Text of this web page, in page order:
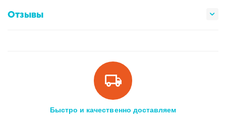
Отзывы
Быстро и качественно доставляем